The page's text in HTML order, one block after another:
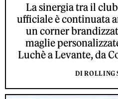
La sinergia tra il
ufficiale è continuata
un corner
maglie
Luchè a Levante, da
DI ROLLING